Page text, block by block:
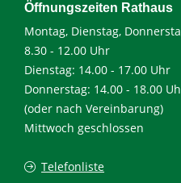
Öffnungszeiten Rathaus
Montag, Dienstag,
8.30 - 12.00 Uhr
Dienstag: 14.00 - 17.00 Uhr
Donnerstag: 14.00 - 18.00
(oder nach Vereinbarung)
Mittwoch geschlossen
Telefonliste